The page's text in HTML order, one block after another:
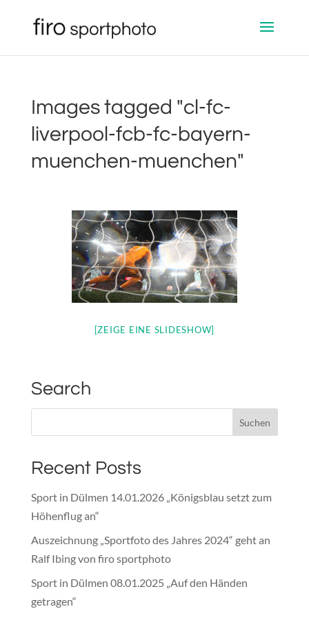
Images tagged "cl-fc-
liverpool-fcb-fc-bayern-
muenchen-muenchen"
[ZEIGE EINE SLIDESHOW]
Search
Recent Posts
Sport in Dülmen 14.01.2026 „Königsblau setzt zum
Höhenflug an“
Auszeichnung „Sportfoto des Jahres 2024“ geht an
Ralf Ibing von firo sportphoto
Sport in Dülmen 08.01.2025 „Auf den Händen
getragen“